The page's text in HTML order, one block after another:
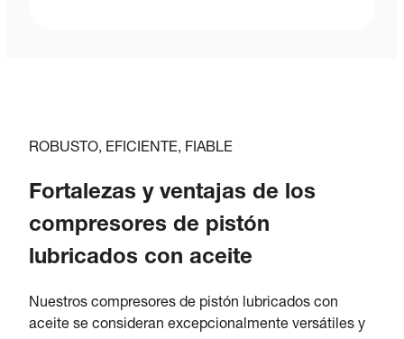
ROBUSTO, EFICIENTE, FIABLE
Fortalezas y ventajas de los
compresores de pistón
lubricados con aceite
Nuestros compresores de pistón lubricados con
aceite se consideran excepcionalmente versátiles y